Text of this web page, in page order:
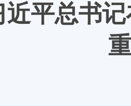
近平总书